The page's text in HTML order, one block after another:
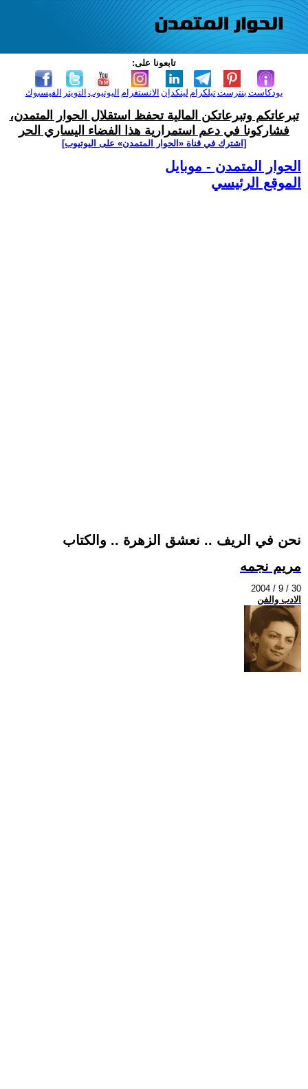
تابعونا على:
الفيسبوك التويتر اليوتيوب الانستغرام لينكدإن تيلكرامبنترست بودكاست
تبرعاتكم وتبرعاتكن المالية تحفظ استقلال الحوار المتمدن،
فشاركونا في دعم استمرارية هذا الفضاء اليساري الحر
[اشترك في قناة ‫«الحوار المتمدن» على اليوتيوب]
الحوار المتمدن - موبايل
الموقع الرئيسي
نحن في الريف .. نعشق الزهرة .. والكتاب
مريم نجمه
2004 / 9 / 30
الادب والفن